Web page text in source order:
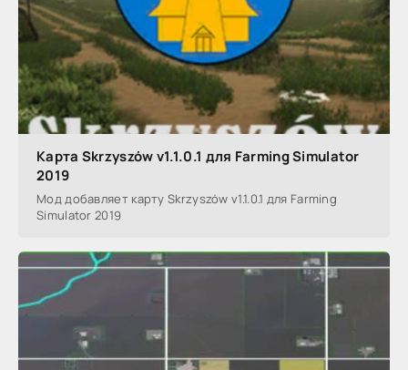
Карта Skrzyszów v1.1.0.1 для Farming Simulator
2019
Мод добавляет карту Skrzyszów v1.1.0.1 для Farming
Simulator 2019